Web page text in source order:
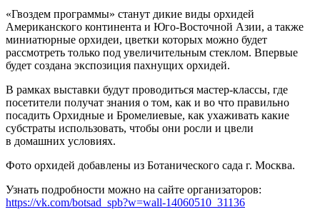
«Гвоздем программы» станут дикие виды орхидей
Американского континента и Юго-Восточной Азии, а также
миниатюрные орхидеи, цветки которых можно будет
рассмотреть только под увеличительным стеклом. Впервые
будет создана экспозиция пахнущих орхидей.
В рамках выставки будут проводиться мастер-классы, где
посетители получат знания о том, как и во что правильно
посадить Орхидные и Бромелиевые, как ухаживать какие
субстраты использовать, чтобы они росли и цвели
в домашних условиях.
Фото орхидей добавлены из Ботанического сада г. Москва.
Узнать подробности можно на сайте организаторов:
https://vk.com/botsad_spb?w=wall-14060510_31136